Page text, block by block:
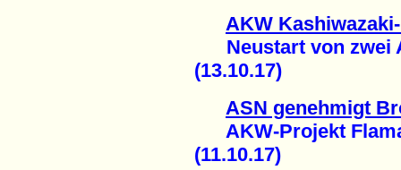
AKW
Neustart von zwei
(13.10.17)
ASN genehmigt
AKW-Projekt
(11.10.17)